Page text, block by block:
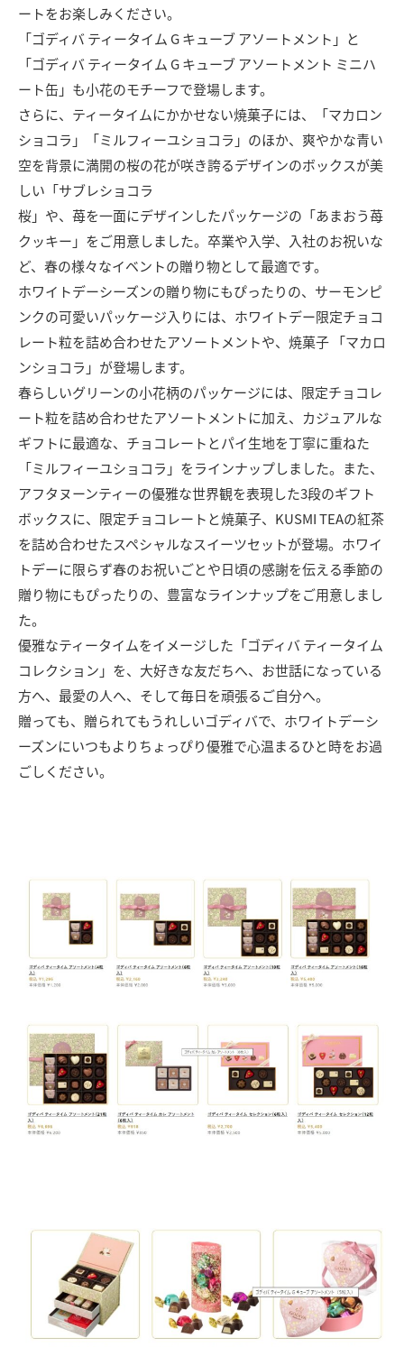
ートをお楽しみください。
「ゴディバ ティータイム G キューブ アソートメント」と
「ゴディバ ティータイム G キューブ アソートメント ミニハ
ート缶」も小花のモチーフで登場します。
さらに、ティータイムにかかせない焼菓子には、「マカロン
ショコラ」「ミルフィーユショコラ」のほか、爽やかな青い
空を背景に満開の桜の花が咲き誇るデザインのボックスが美
しい「サブレショコラ
桜」や、苺を一面にデザインしたパッケージの「あまおう苺
クッキー」をご用意しました。卒業や入学、入社のお祝いな
ど、春の様々なイベントの贈り物として最適です。
ホワイトデーシーズンの贈り物にもぴったりの、サーモンピ
ンクの可愛いパッケージ入りには、ホワイトデー限定チョコ
レート粒を詰め合わせたアソートメントや、焼菓子 「マカロ
ンショコラ」が登場します。
春らしいグリーンの小花柄のパッケージには、限定チョコレ
ート粒を詰め合わせたアソートメントに加え、カジュアルな
ギフトに最適な、チョコレートとパイ生地を丁寧に重ねた
「ミルフィーユショコラ」をラインナップしました。また、
アフタヌーンティーの優雅な世界観を表現した3段のギフト
ボックスに、限定チョコレートと焼菓子、KUSMI TEAの紅茶
を詰め合わせたスペシャルなスイーツセットが登場。ホワイ
トデーに限らず春のお祝いごとや日頃の感謝を伝える季節の
贈り物にもぴったりの、豊富なラインナップをご用意しまし
た。
優雅なティータイムをイメージした「ゴディバ ティータイム
コレクション」を、大好きな友だちへ、お世話になっている
方へ、最愛の人へ、そして毎日を頑張るご自分へ。
贈っても、贈られてもうれしいゴディバで、ホワイトデーシ
ーズンにいつもよりちょっぴり優雅で心温まるひと時をお過
ごしください。